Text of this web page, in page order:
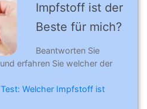
Impfstoff ist der
Beste für mich?
Beantworten Sie
und erfahren Sie welcher der
Test: Welcher Impfstoff ist